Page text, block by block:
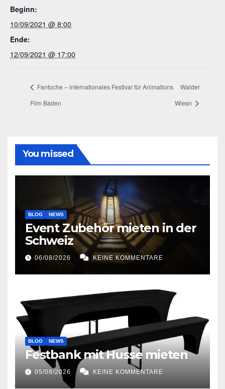
Beginn:
10/09/2021 @ 8:00
Ende:
12/09/2021 @ 17:00
Fantoche – internationales Festival für Animations
Film Baden
Walder
Wiesn
You missed
BLOG NEWS
Event Zubehör mieten in der
Schweiz
06/08/2026 KEINE KOMMENTARE
BLOG NEWS
Festbank mit Husse mieten
05/08/2026 KEINE KOMMENTARE